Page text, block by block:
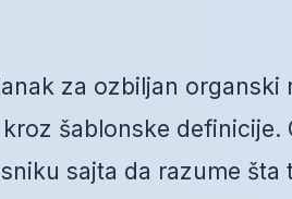
za ozbiljan organski
šablonske definicije.
sajta da razume šta